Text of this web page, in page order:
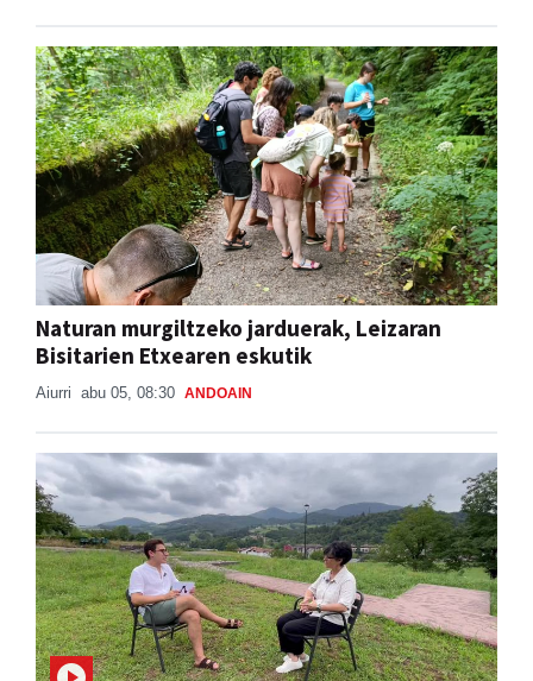
Naturan murgiltzeko jarduerak, Leizaran
Bisitarien Etxearen eskutik
Aiurri abu 05, 08:30 ANDOAIN